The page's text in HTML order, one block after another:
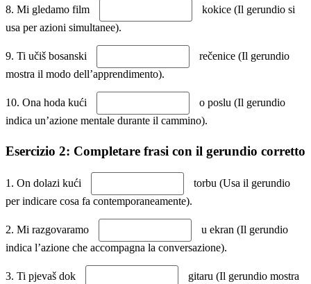
8. Mi gledamo film
kokice (Il gerundio si
usa per azioni simultanee).
9. Ti učiš bosanski
rečenice (Il gerundio
mostra il modo dell’apprendimento).
10. Ona hoda kući
o poslu (Il gerundio
indica un’azione mentale durante il cammino).
Esercizio 2: Completare frasi con il gerundio corretto
1. On dolazi kući
torbu (Usa il gerundio
per indicare cosa fa contemporaneamente).
2. Mi razgovaramo
u ekran (Il gerundio
indica l’azione che accompagna la conversazione).
3. Ti pjevaš dok
gitaru (Il gerundio mostra